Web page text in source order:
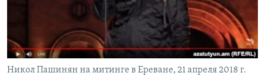
English
Русский
Никол Пашинян на митинге в Ереване, 21 апреля 2018 г.